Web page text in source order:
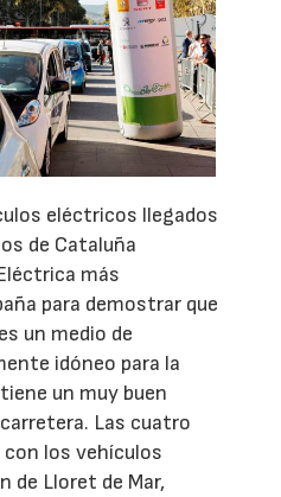
eléctricos llegados
de Cataluña
más
para demostrar que
un medio de
idóneo para la
un muy buen
Las cuatro
los vehículos
de Lloret de Mar,